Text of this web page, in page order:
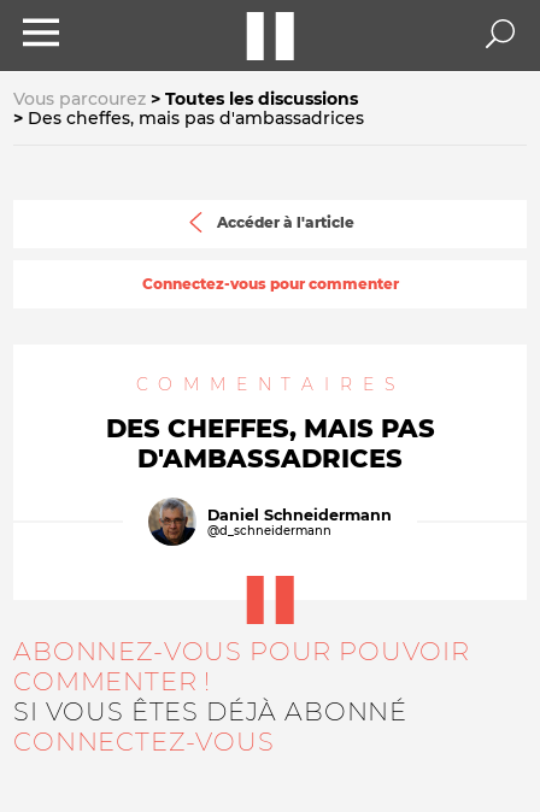
Vous parcourez
Toutes les discussions
Des cheffes, mais pas d'ambassadrices
Accéder à l'article
Connectez-vous pour commenter
COMMENTAIRES
DES CHEFFES, MAIS PAS
D'AMBASSADRICES
Daniel Schneidermann
@d_schneidermann
ABONNEZ-VOUS POUR POUVOIR
COMMENTER !
SI VOUS ÊTES DÉJÀ ABONNÉ
CONNECTEZ-VOUS